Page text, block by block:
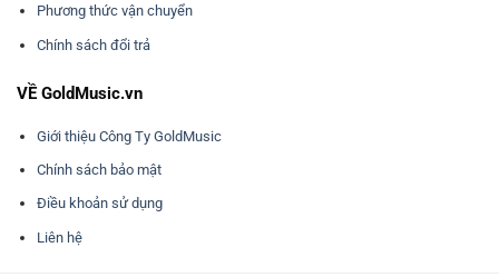
Phương thức vận chuyển
Chính sách đổi trả
VỀ GoldMusic.vn
Giới thiệu Công Ty GoldMusic
Chính sách bảo mật
Điều khoản sử dụng
Liên hệ